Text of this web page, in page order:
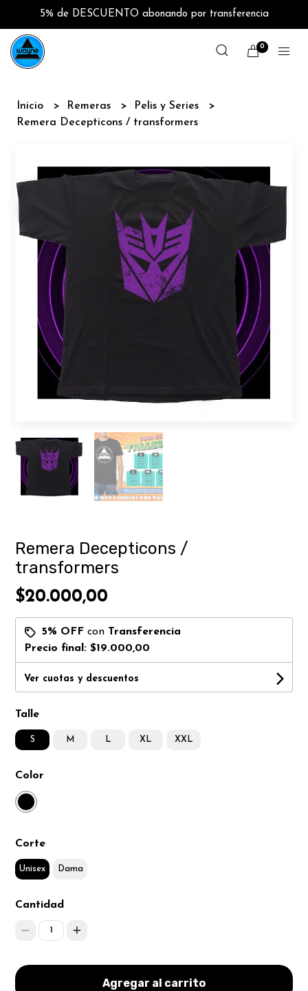
5% de DESCUENTO abonando por transferencia
0
Inicio Remeras
Pelis y Series
Remera Decepticons / transformers
Remera Decepticons /
transformers
$20.000,00
5% OFF con Transferencia
Precio final:$19.000,00
Ver cuotas y descuentos
Talle
S M L XL XXL
Color
Corte
Unisex Dama
Cantidad
1
Agregar al carrito